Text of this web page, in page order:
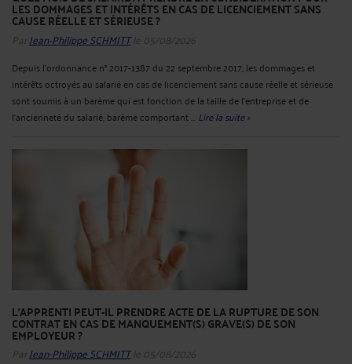
LES DOMMAGES ET INTÉRÊTS EN CAS DE LICENCIEMENT SANS
CAUSE RÉELLE ET SÉRIEUSE ?
Par Jean-Philippe SCHMITTle 05/08/2026
Depuis l’ordonnance n° 2017-1387 du 22 septembre 2017, les dommages et
intérêts octroyés au salarié en cas de licenciement sans cause réelle et sérieuse
sont soumis à un barème qui est fonction de la taille de l’entreprise et de
l’ancienneté du salarié, barème comportant ... Lire la suite >
L'APPRENTI PEUT-IL PRENDRE ACTE DE LA RUPTURE DE SON
CONTRAT EN CAS DE MANQUEMENT(S) GRAVE(S) DE SON
EMPLOYEUR ?
Par Jean-Philippe SCHMITTle 05/08/2026